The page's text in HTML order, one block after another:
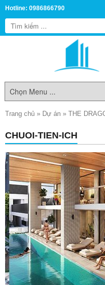
Hotline: 0986866790
Trang chủ » Dự án » THE
CHUOI-TIEN-ICH